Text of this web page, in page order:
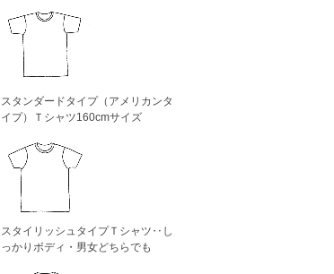
スタンダードタイプ（アメリカンタ
イプ）Ｔシャツ160cmサイズ
スタイリッシュタイプＴシャツ‥し
っかりボディ・男女どちらでも